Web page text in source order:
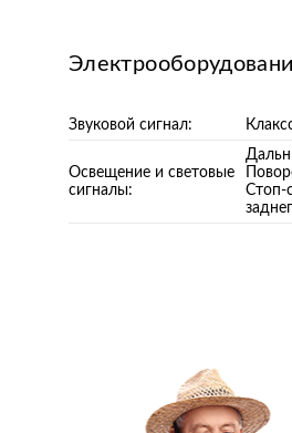
Звуковой сигнал:
Освещение и световые
сигналы:
Стоп-